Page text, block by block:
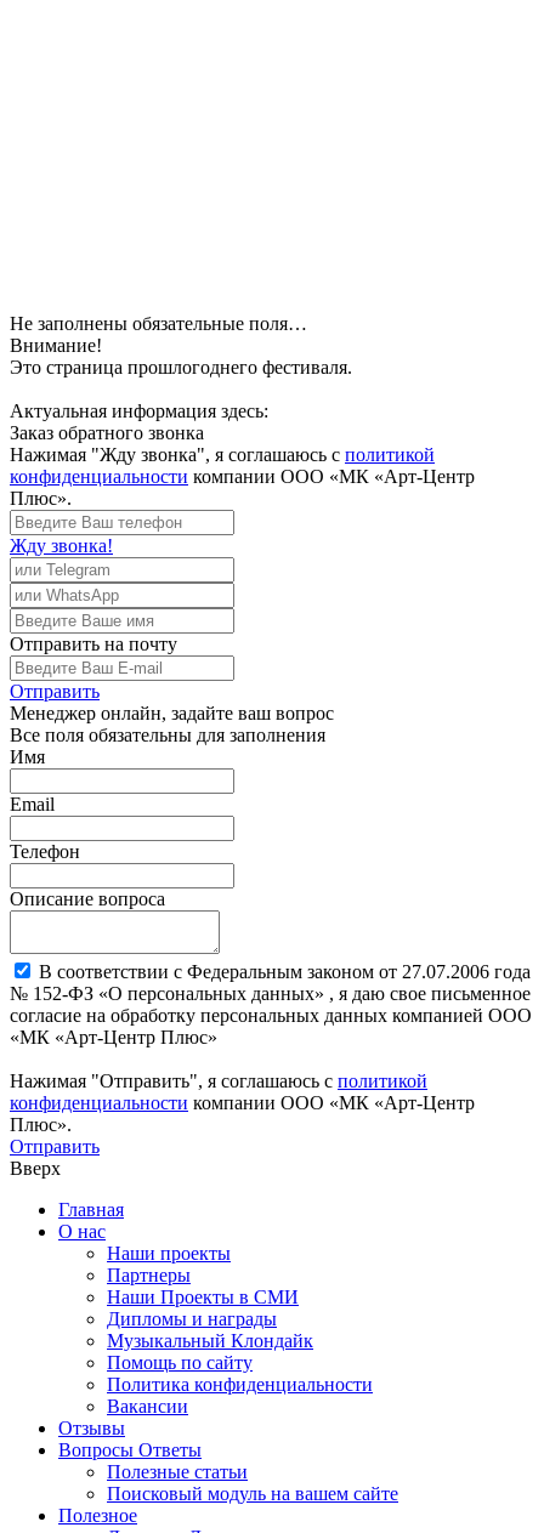
Не заполнены обязательные поля…
Внимание!
Это страница прошлогоднего фестиваля.
Актуальная информация здесь:
Заказ обратного звонка
Нажимая "Жду звонка", я соглашаюсь с политикой
конфиденциальности компании ООО «МК «Арт-Центр
Плюс».
Жду звонка!
Отправить на почту
Отправить
Менеджер онлайн, задайте ваш вопрос
Все поля обязательны для заполнения
Имя
Email
Телефон
Описание вопроса
В соответствии с Федеральным законом от 27.07.2006 года
№ 152-ФЗ «О персональных данных» , я даю свое письменное
согласие на обработку персональных данных компанией ООО
«МК «Арт-Центр Плюс»
Нажимая "Отправить", я соглашаюсь с политикой
конфиденциальности компании ООО «МК «Арт-Центр
Плюс».
Отправить
Вверх
Главная
О нас
Наши проекты
Партнеры
Наши Проекты в СМИ
Дипломы и награды
Музыкальный Клондайк
Помощь по сайту
Политика конфиденциальности
Вакансии
Отзывы
Вопросы Ответы
Полезные статьи
Поисковый модуль на вашем сайте
Полезное